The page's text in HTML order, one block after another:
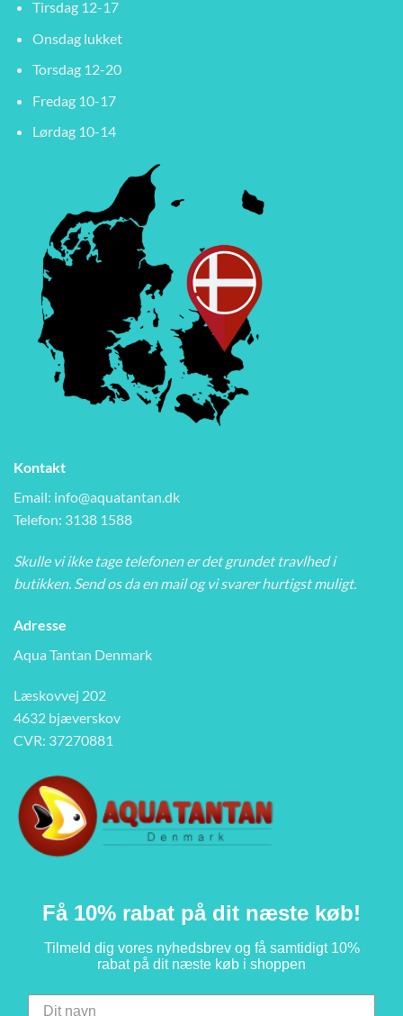
Tirsdag 12-17
Onsdag lukket
Torsdag 12-20
Fredag 10-17
Lørdag 10-14
Kontakt
Email: info@aquatantan.dk
Telefon: 3138 1588
Skulle vi ikke tage telefonen er det grundet travlhed i
butikken. Send os da en mail og vi svarer hurtigst muligt.
Adresse
Aqua Tantan Denmark
Læskovvej 202
4632 bjæverskov
CVR: 37270881
Få 10% rabat på dit næste køb!
Tilmeld dig vores nyhedsbrev og få samtidigt 10%
rabat på dit næste køb i shoppen